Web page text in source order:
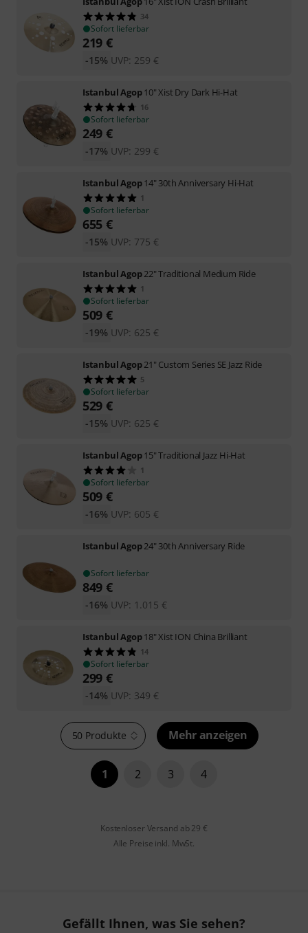
34
Sofort lieferbar
219 €
UVP: 259 €
-15%
Istanbul Agop10" Xist Dry Dark Hi-Hat
16
Sofort lieferbar
249 €
UVP: 299 €
-17%
Istanbul Agop14" 30th Anniversary Hi-Hat
1
Sofort lieferbar
655 €
UVP: 775 €
-15%
Istanbul Agop22" Traditional Medium Ride
1
Sofort lieferbar
509 €
UVP: 625 €
-19%
Istanbul Agop21" Custom Series SE Jazz Ride
5
Sofort lieferbar
529 €
UVP: 625 €
-15%
Istanbul Agop15" Traditional Jazz Hi-Hat
1
Sofort lieferbar
509 €
UVP: 605 €
-16%
Istanbul Agop24" 30th Anniversary Ride
Sofort lieferbar
849 €
UVP: 1.015 €
-16%
Istanbul Agop18" Xist ION China Brilliant
14
Sofort lieferbar
299 €
UVP: 349 €
-14%
50 Produkte Mehr anzeigen
1 2 3 4
Kostenloser Versand ab 29 €
Alle Preise inkl. MwSt.
Gefällt Ihnen, was Sie sehen?